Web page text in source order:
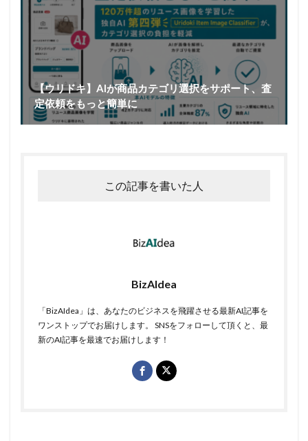
【ウリドキ】AIが商品カテゴリ選択をサポート、査
定依頼をもっと簡単に
この記事を書いた人
BizAIdea
「BizAIdea」は、あなたのビジネスを飛躍させる最新AI記事を
ワンストップでお届けします。 SNSをフォローして頂くと、最
新のAI記事を最速でお届けします！